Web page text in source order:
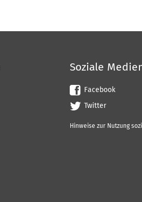
Soziale
Facebook
Twitter
Hinweise zur Nutzung